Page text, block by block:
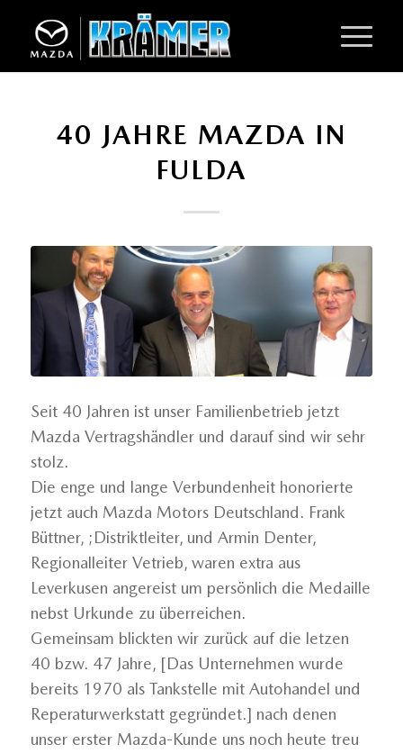
40 JAHRE MAZDA IN
FULDA
Seit 40 Jahren ist unser Familienbetrieb jetzt
Mazda Vertragshändler und darauf sind wir sehr
stolz.
Die enge und lange Verbundenheit honorierte
jetzt auch Mazda Motors Deutschland. Frank
Büttner, ;Distriktleiter, und Armin Denter,
Regionalleiter Vetrieb, waren extra aus
Leverkusen angereist um persönlich die Medaille
nebst Urkunde zu überreichen.
Gemeinsam blickten wir zurück auf die letzen
40 bzw. 47 Jahre, [Das Unternehmen wurde
bereits 1970 als Tankstelle mit Autohandel und
Reperaturwerkstatt gegründet.] nach denen
unser erster Mazda-Kunde uns noch heute treu